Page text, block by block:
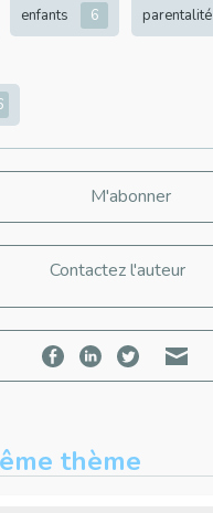
enfants 6 parentalité
M'abonner
Contactez l'auteur
thème